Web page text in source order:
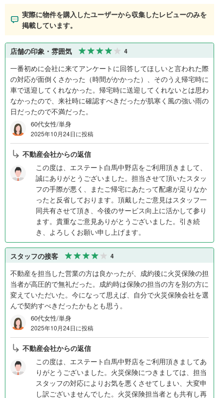
実際に物件を購入したユーザーから収集したレビューのみを
掲載しています。
店舗の印象・雰囲気 4
一番初めに会社に来てアンケートに回答してほしいと言われた際
の対応が面倒くさかった（時間がかかった）、そのうえ帰宅時に
車で送迎してくれなかった。帰宅時に送迎してくれないとは思わ
なかったので、来社時に確認すべきだったが肌寒く風の強い雨の
日だったので不満だった。
60代女性/単身
2025年10月24日に投稿
不動産会社からの返信
この度は、エステート白馬中野店をご利用頂きまして、
誠にありがとうございました。担当させて頂いたスタッ
フの手際が悪く、またご帰宅にあたって配慮が足りなか
ったと反省しております。頂戴したご意見はスタッフ一
同共有させて頂き、今後のサービス向上に活かして参り
ます。貴重なご意見ありがとうございました。引き続
き、よろしくお願い申し上げます。
スタッフの接客 4
不動産を担当した営業の方は良かったが、成約後に火災保険の担
当者が高圧的で無礼だった。成約時は保険の担当の方を別の方に
変えていただいた。今になって思えば、自分で火災保険会社を選
んで契約すべきだったかもとも思う。
60代女性/単身
2025年10月24日に投稿
不動産会社からの返信
この度は、エステート白馬中野店をご利用頂きましてあ
りがとうございました。火災保険につきましては、担当
スタッフの対応によりお気を悪くさせてしまい、大変申
し訳ございませんでした。火災保険担当者とも共有し再